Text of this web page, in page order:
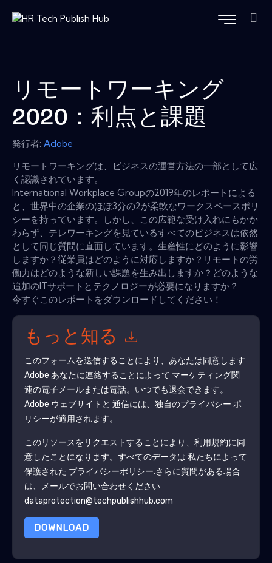
リモートワーキング
2020：利点と課題
発行者: Adobe
リモートワーキングは、ビジネスの運営方法の一部として広
く認識されています。
International Workplace Groupの2019年のレポートによる
と、世界中の企業のほぼ3分の2が柔軟なワークスペースポリ
シーを持っています。しかし、この広範な受け入れにもかか
わらず、テレワーキングを見ているすべてのビジネスは依然
として同じ質問に直面しています。生産性にどのように影響
しますか？従業員はどのように対応しますか？リモートの労
働力はどのような新しい課題を生み出しますか？どのような
追加のITサポートとテクノロジーが必要になりますか？
今すぐこのレポートをダウンロードしてください！
もっと知る
このフォームを送信することにより、あなたは同意します
Adobe あなたに連絡することによって マーケティング関
連の電子メールまたは電話。いつでも退会できます。
Adobe ウェブサイトと 通信には、独自のプライバシー ポ
リシーが適用されます。
このリソースをリクエストすることにより、利用規約に同
意したことになります。すべてのデータは 私たちによって
保護された プライバシーポリシー.さらに質問がある場合
は、メールでお問い合わせください
dataprotection@techpublishhub.com
DOWNLOAD